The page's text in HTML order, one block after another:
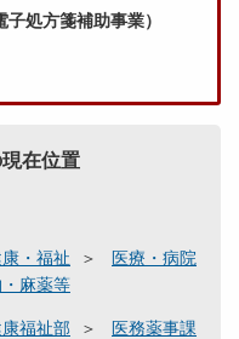
処方箋補助事業）
在位置
・福祉
医療・病院
麻薬等
福祉部
医務薬事課